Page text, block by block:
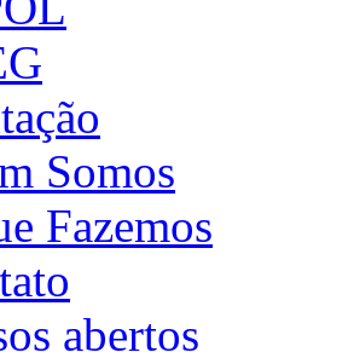
Somos
Fazemos
abertos